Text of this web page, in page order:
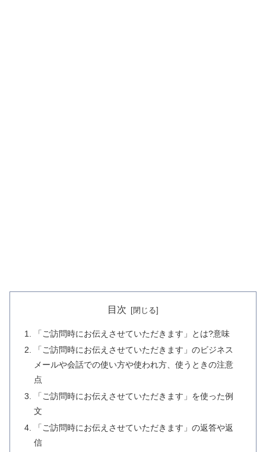
目次
「ご訪問時にお伝えさせていただきます」とは?意味
「ご訪問時にお伝えさせていただきます」のビジネス
メールや会話での使い方や使われ方、使うときの注意
点
「ご訪問時にお伝えさせていただきます」を使った例
文
「ご訪問時にお伝えさせていただきます」の返答や返
信